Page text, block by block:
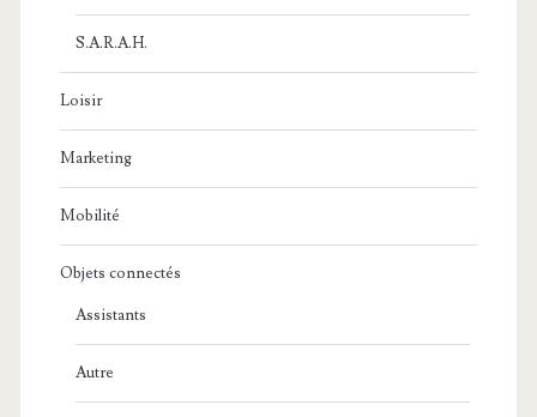
S.A.R.A.H.
Loisir
Marketing
Mobilité
Objets connectés
Assistants
Autre